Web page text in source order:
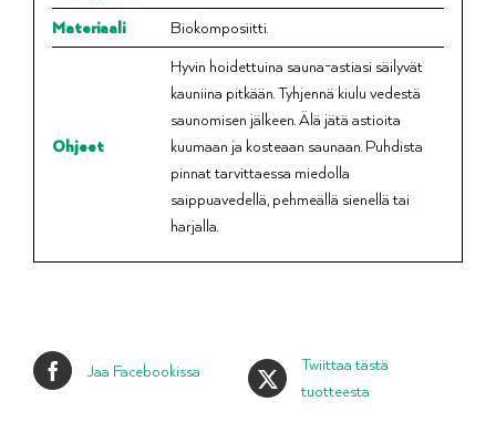
Materiaali
Biokomposiitti.
Ohjeet
Hyvin hoidettuina sauna-astiasi säilyvät
kauniina pitkään. Tyhjennä kiulu vedestä
saunomisen jälkeen. Älä jätä astioita
kuumaan ja kosteaan saunaan. Puhdista
pinnat tarvittaessa miedolla
saippuavedellä, pehmeällä sienellä tai
harjalla.
Jaa Facebookissa
Twiittaa tästä
tuotteesta